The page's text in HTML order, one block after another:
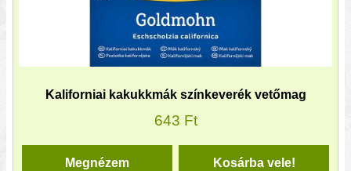
Kaliforniai kakukkmák színkeverék vetőmag
643 Ft
Kosárba vele!
Megnézem